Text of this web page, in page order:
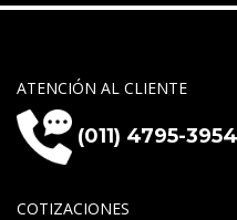
ATENCIÓN AL CLIENTE
(011) 4795-3954
COTIZACIONES